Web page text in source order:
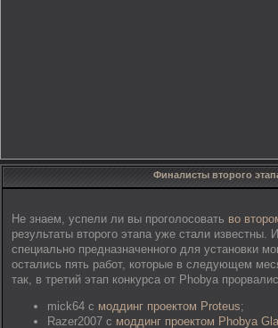
Финалисты второго
Не знаем, успели ли вы проголосовать во
результаты второго этапа уже стали известны.
специально предназначенного для установки
остались пять работ, которые в следующем
так, в третий этап конкурса от Phobya
mick64 с моддинг проектом Proteus;
Razer2007 с моддинг проектом Phobya